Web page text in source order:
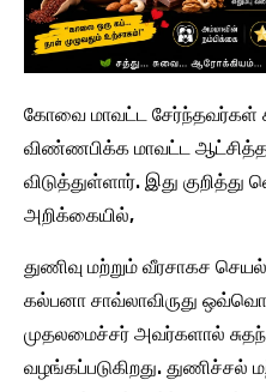
கோவை மாவட்ட சேர்ந்தவர்கள்
விண்ணபிக்க மாவட்ட
விடுத்துள்ளார். இது குறித்து
அறிக்கையில்,
துணிவு மற்றும் வீரசாகச
கல்பனா சாவ்லாவிருது
முதலமைச்சர் அவர்களால்
வழங்கப்படுகிறது. துணிச்சல்